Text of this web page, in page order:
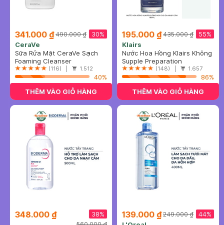
341.000 ₫ 30%
490.000 ₫
CeraVe
Sữa Rửa Mặt CeraVe Sạch
Sâu Cho Da Thường Đến Da
Dầu 473ml
Foaming Cleanser
(116) | 1.512
40%
THÊM VÀO GIỎ HÀNG
195.000 ₫ 55%
435.000 ₫
Klairs
Nước Hoa Hồng Klairs Không
Mùi Cho Da Nhạy Cảm 180ml
Supple Preparation
Unscented Toner
(148) | 1.657
86%
THÊM VÀO GIỎ HÀNG
348.000 ₫ 38% 139.000 ₫ 44%
249.000 ₫